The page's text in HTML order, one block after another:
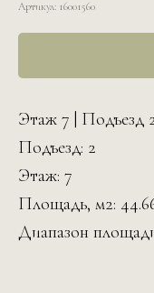
Артикул: 16001560
Этаж 7 | Подъезд
Подъезд: 2
Этаж: 7
Площадь, м2:
Диапазон